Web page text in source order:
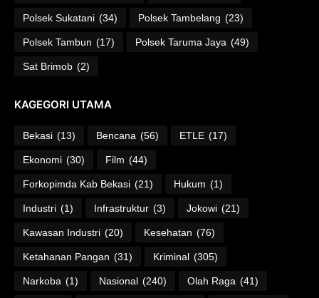
Polsek Sukatani (34) Polsek Tambelang (23)
Polsek Tambun (17) Polsek Taruma Jaya (49)
Sat Brimob (2)
KAGEGORI UTAMA
Bekasi (13) Bencana (56) ETLE (17)
Ekonomi (30) Film (44)
Forkopimda Kab Bekasi (21) Hukum (1)
Industri (1) Infrastruktur (3) Jokowi (21)
Kawasan Industri (20) Kesehatan (76)
Ketahanan Pangan (31) Kriminal (305)
Narkoba (1) Nasional (240) Olah Raga (41)